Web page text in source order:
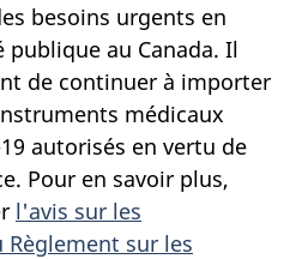
besoins urgents en
publique au Canada. Il
de continuer à importer
médicaux
autorisés en vertu de
Pour en savoir plus,
l'avis sur les
sur les